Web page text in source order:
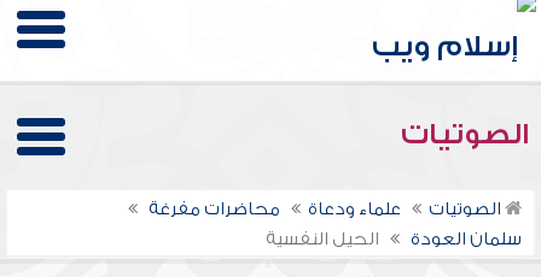
الصوتيات
الصوتيات علماء ودعاة
محاضرات مفرغة
سلمان العودة
الحيل النفسية